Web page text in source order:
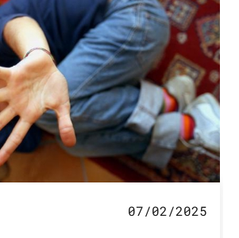
07/02/2025